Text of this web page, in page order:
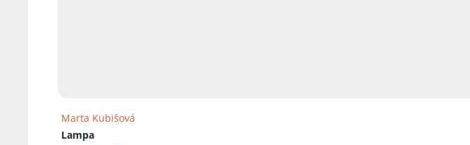
Marta Kubišová
Lampa